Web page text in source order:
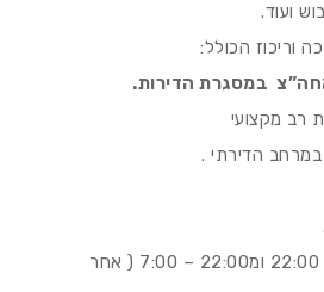
ועוד.
וריכוז הכולל:
במסגרת הדירות.
רב מקצועי
במרחב הדירתי .
שעות העבודה : 15:00 – 22:00 ומ22:00 – 7:00 ( אחר